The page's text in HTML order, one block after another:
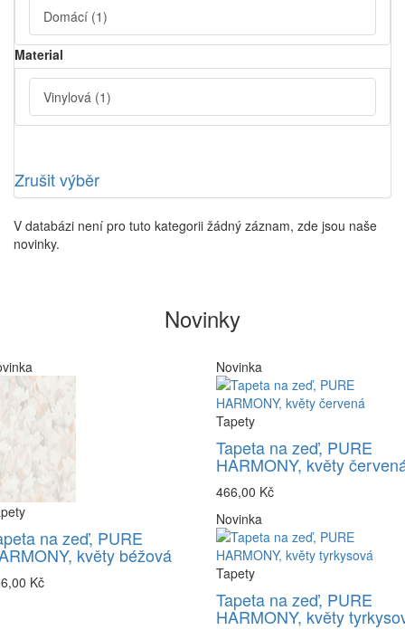
Domácí (1)
Material
Vinylová (1)
Zrušit výběr
V databázi není pro tuto kategorii žádný záznam, zde jsou naše
novinky.
Novinky
na zeď, PURE
květy béžová
Kč
Novinka
Tapety
Tapeta na zeď, PURE
HARMONY, květy
466,00 Kč
Novinka
Tapety
Tapeta na zeď, PURE
HARMONY, květy